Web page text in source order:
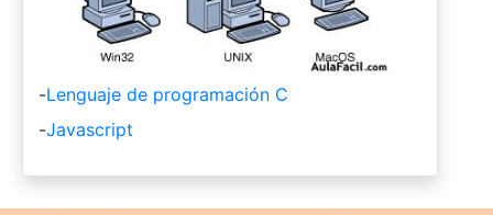
-Lenguaje de programación C
-Javascript